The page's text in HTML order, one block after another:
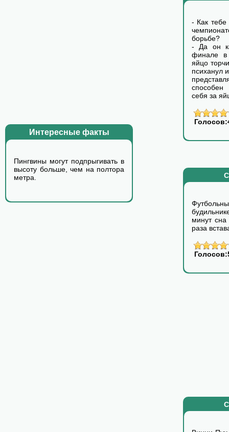
Интересные факты
Пингвины могyт подпpыгивать в
высотy больше, чем на полтоpа
метpа.
- Как тебе
борьбе?
- Да он
финале
яйцо
психанул
способен
себя за
минут
раза